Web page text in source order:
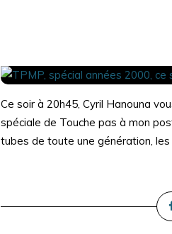
Ce soir à 20h45, Cyril Hanouna
spéciale de Touche pas à mon
tubes de toute une génération,